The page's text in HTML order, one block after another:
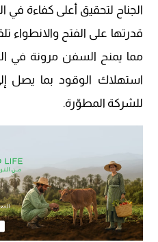
الجناح لتحقيق أعلى كفاءة في
قدرتها على الفتح والانطواء
مما يمنح السفن مرونة
للشركة المطوّرة.